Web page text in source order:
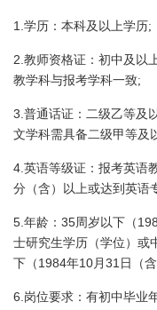
1. 学历：本科及以上学历;
2. 教师资格证：初中及以
教学科与报考学科一致;
3. 普通话证：二级乙等及
文学科需具备二级甲等及
4. 英语等级证：报考英语
分（含）以上或达到英语
5. 年龄： 35周岁以下（
士研究生学历（学位）或
下（ 1984年10月 31 日 （
6. 岗位要求：有初中毕业